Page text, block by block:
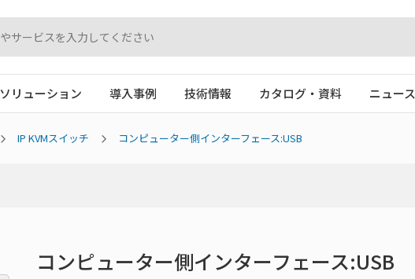
ソリューション 導入事例 技術情報 カタログ・資料 ニュース
IP KVMスイッチ コンピューター側インターフェース:USB
コンピューター側インターフェース:USB